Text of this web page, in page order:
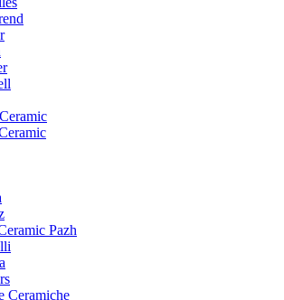
Pazh
Ceramiche